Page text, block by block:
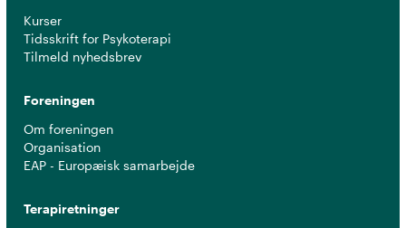
Kurser
Tidsskrift for Psykoterapi
Tilmeld nyhedsbrev
Foreningen
Om foreningen
Organisation
EAP - Europæisk samarbejde
Terapiretninger